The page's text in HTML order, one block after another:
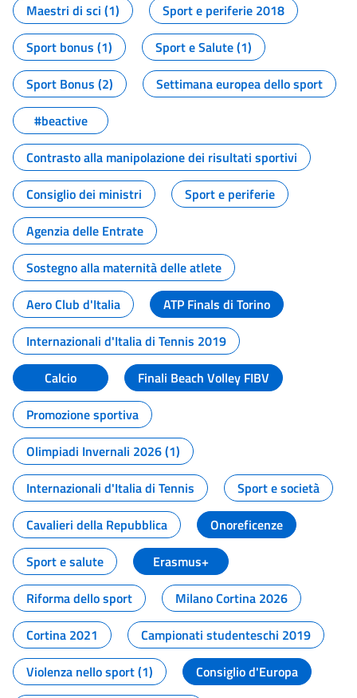
Maestri di sci (1)
Sport e periferie 2018
Sport bonus (1)
Sport e Salute (1)
Sport Bonus (2)
Settimana europea dello sport
#beactive
Contrasto alla manipolazione dei risultati sportivi
Consiglio dei ministri
Sport e periferie
Agenzia delle Entrate
Sostegno alla maternità delle atlete
Aero Club d'Italia
ATP Finals di Torino
Internazionali d'Italia di Tennis 2019
Calcio
Finali Beach Volley FIBV
Promozione sportiva
Olimpiadi Invernali 2026 (1)
Internazionali d'Italia di Tennis
Sport e società
Cavalieri della Repubblica
Onoreficenze
Sport e salute
Erasmus+
Riforma dello sport
Milano Cortina 2026
Cortina 2021
Campionati studenteschi 2019
Violenza nello sport (1)
Consiglio d'Europa